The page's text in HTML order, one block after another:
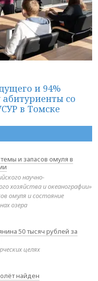
и 94%
абитуриенты со
в Томске
и запасов омуля в
научно-
хозяйства и океанографии»
омуля и состояние
озера
50 тысяч рублей за
целях
найден